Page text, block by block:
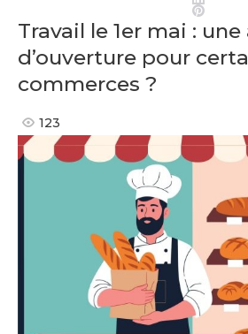
Travail le 1er mai :
d’ouverture pour
commerces ?
123